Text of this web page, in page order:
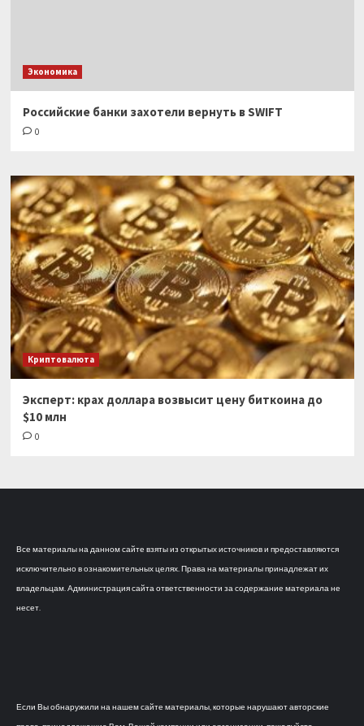
Экономика
Российские банки захотели вернуть в SWIFT
0
Криптовалюта
Эксперт: крах доллара возвысит цену биткоина до
$10 млн
0
Все материалы на данном сайте взяты из открытых источников и предоставляются
исключительно в ознакомительных целях. Права на материалы принадлежат их
владельцам. Администрация сайта ответственности за содержание материала не
несет.
Если Вы обнаружили на нашем сайте материалы, которые нарушают авторские